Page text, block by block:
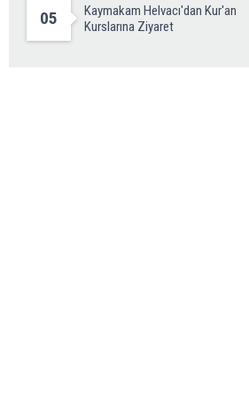
05
Kaymakam Helvacı'dan Kur'an
Kurslarına Ziyaret